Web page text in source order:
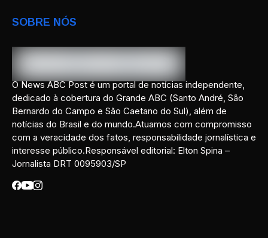
SOBRE NÓS
O News ABC Post é um portal de notícias independente,
dedicado à cobertura do Grande ABC (Santo André, São
Bernardo do Campo e São Caetano do Sul), além de
notícias do Brasil e do mundo.Atuamos com compromisso
com a veracidade dos fatos, responsabilidade jornalística e
interesse público.Responsável editorial: Elton Spina –
Jornalista DRT 0095903/SP